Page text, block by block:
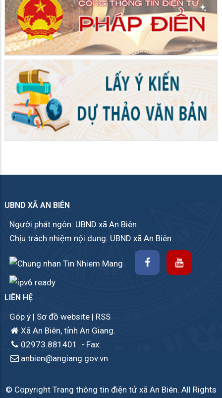
UBND XÃ AN BIÊN
Người phát ngôn: UBND xã An Biên
Chịu trách nhiệm nội dung: UBND xã An Biên
LIÊN HỆ
Góp ý | Sơ đồ website | RSS
Xã An Biên, tỉnh An Giang.
02973.881401. - Fax:
anbien@angiang.gov.vn
© Copyright Trang thông tin điện tử xã An Biên. All Rights